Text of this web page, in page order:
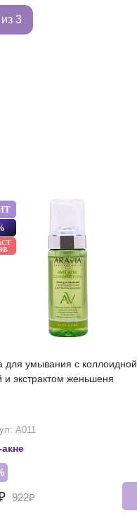
3
для умывания с коллоидной
и экстрактом женьшеня
А011
922₽